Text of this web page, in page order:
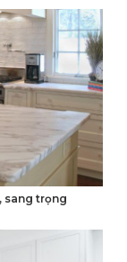
sang trọng